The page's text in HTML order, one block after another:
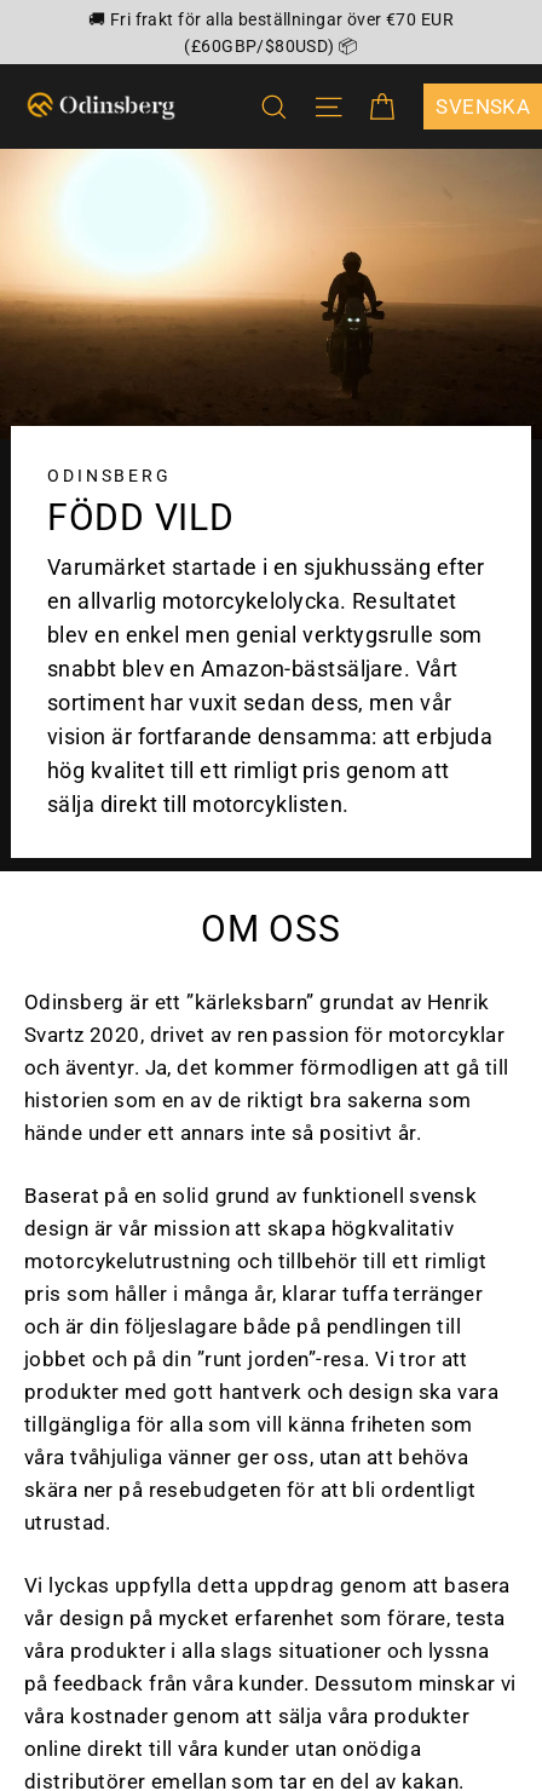
🚚 Fri frakt för alla beställningar över €70 EUR
(£60GBP/$80USD) 📦
SÖK VAGN
ODINSBERG
FÖDD VILD
Varumärket startade i en sjukhussäng efter
en allvarlig motorcykelolycka. Resultatet
blev en enkel men genial verktygsrulle som
snabbt blev en Amazon-bästsäljare. Vårt
sortiment har vuxit sedan dess, men vår
vision är fortfarande densamma: att erbjuda
hög kvalitet till ett rimligt pris genom att
sälja direkt till motorcyklisten.
OM OSS
Odinsberg är ett ”kärleksbarn” grundat av Henrik
Svartz 2020, drivet av ren passion för motorcyklar
och äventyr. Ja, det kommer förmodligen att gå till
historien som en av de riktigt bra sakerna som
hände under ett annars inte så positivt år.
Baserat på en solid grund av funktionell svensk
design är vår mission att skapa högkvalitativ
motorcykelutrustning och tillbehör till ett rimligt
pris som håller i många år, klarar tuffa terränger
och är din följeslagare både på pendlingen till
jobbet och på din ”runt jorden”-resa. Vi tror att
produkter med gott hantverk och design ska vara
tillgängliga för alla som vill känna friheten som
våra tvåhjuliga vänner ger oss, utan att behöva
skära ner på resebudgeten för att bli ordentligt
utrustad.
Vi lyckas uppfylla detta uppdrag genom att basera
vår design på mycket erfarenhet som förare, testa
våra produkter i alla slags situationer och lyssna
på feedback från våra kunder. Dessutom minskar vi
våra kostnader genom att sälja våra produkter
online direkt till våra kunder utan onödiga
distributörer emellan som tar en del av kakan.